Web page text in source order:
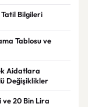
Tatil Bilgileri
Tablosu ve
Aidatlara
Değişiklikler
ve 20 Bin Lira